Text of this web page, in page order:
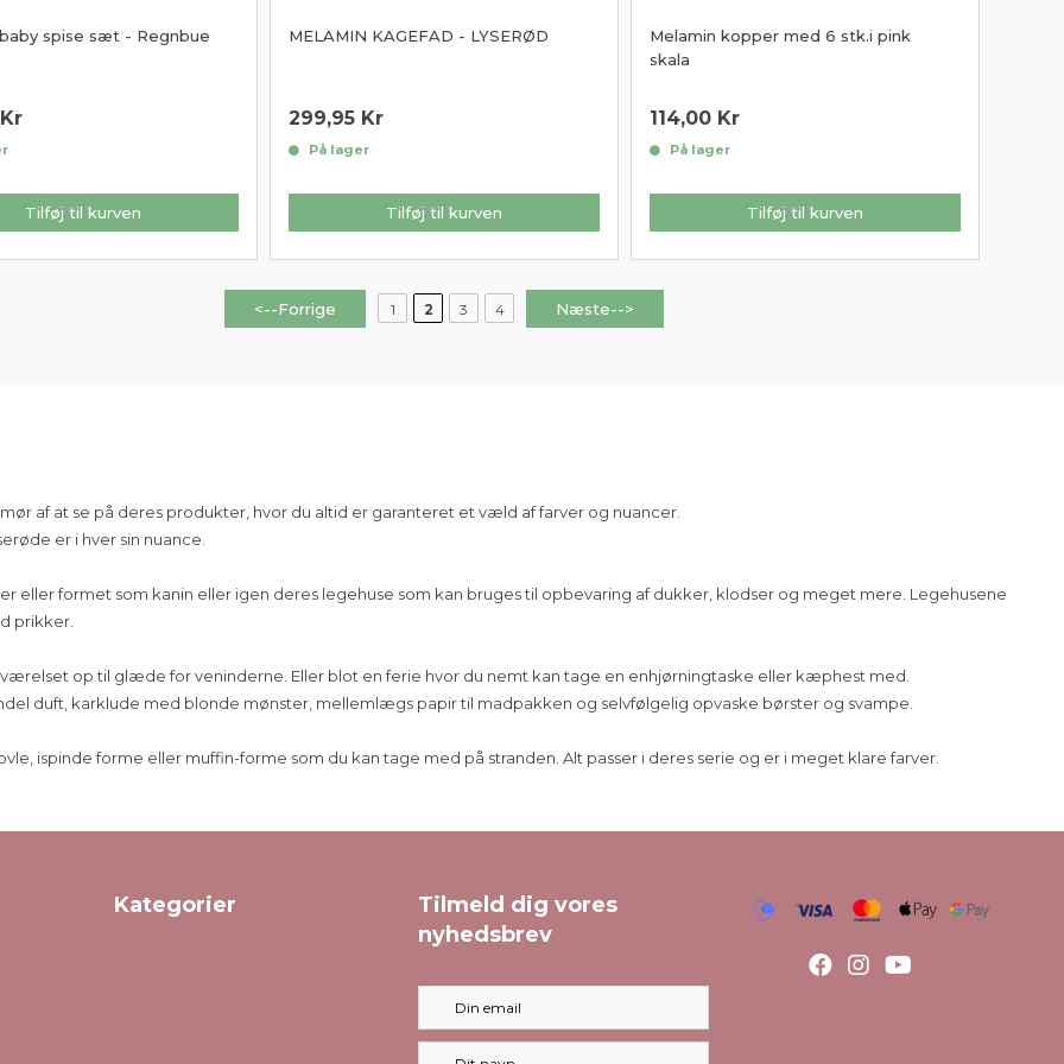
spise sæt - Regnbue
Kr
Tilføj til kurven
MELAMIN KAGEFAD - LYSERØD
299,95 Kr
På lager
Tilføj til kurven
Melamin kopper med 6 stk.i pink
skala
114,00 Kr
På lager
Tilføj til kurven
<--Forrige 1 2 3 4 Næste-->
af at se på deres produkter, hvor du altid er garanteret et væld af farver og nuancer.
er i hver sin nuance.
eller formet som kanin eller igen deres legehuse som kan bruges til opbevaring af dukker, klodser og meget mere. Legehusene
prikker.
op til glæde for veninderne. Eller blot en ferie hvor du nemt kan tage en enhjørningtaske eller kæphest med.
duft, karklude med blonde mønster, mellemlægs papir til madpakken og selvfølgelig opvaske børster og svampe.
ispinde forme eller muffin-forme som du kan tage med på stranden. Alt passer i deres serie og er i meget klare farver.
Kategorier
Tilmeld dig vores
nyhedsbrev